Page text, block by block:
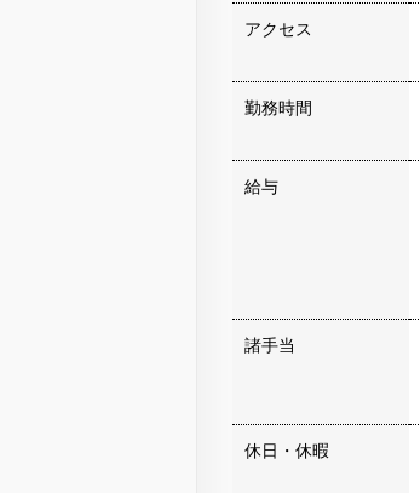
アクセス
勤務時間
給与
諸手当
休日・休暇